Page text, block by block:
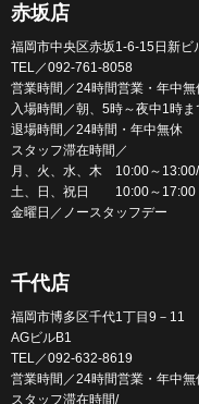
赤坂店
福岡市中央区赤坂1-6-15日新ビ
TEL／092-761-8058
営業時間／24時間営業・年中無
入場時間／朝、5時～夜中1時ま
退場時間／24時間・年中無休
スタッフ滞在時間／
月、火、水、木 10:00～
土、日、祝日 10:00～17:00
金曜日／ノースタッフデー
千代店
福岡市博多区千代1丁目9－11
AGビルB1
TEL／092-632-8619
営業時間／24時間営業・年中無
スタッフ滞在時間/